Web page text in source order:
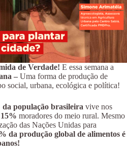
de Verdade! E essa semana a
– Uma forma de produção de
social, urbana, ecológica e política!
da população brasileira vive nos
moradores do meio rural. Mesmo
das Nações Unidas para
da produção global de alimentos é